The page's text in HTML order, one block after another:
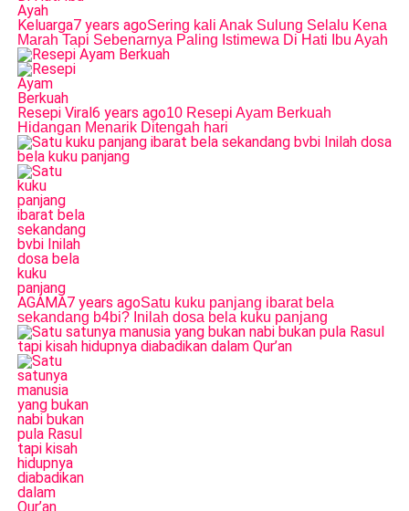
Keluarga7 years agoSering kali Anak Sulung Selalu Kena
Marah Tapi Sebenarnya Paling Istimewa Di Hati Ibu Ayah
Resepi Viral6 years ago10 Resepi Ayam Berkuah
Hidangan Menarik Ditengah hari
AGAMA7 years agoSatu kuku panjang ibarat bela
sekandang b4bi? Inilah dosa bela kuku panjang